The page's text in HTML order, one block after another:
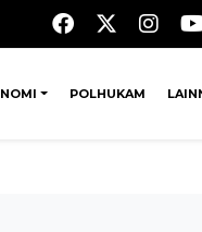
POLHUKAM